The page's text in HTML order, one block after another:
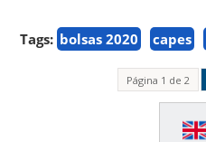
Tags: bolsas 2020 capes
Página 1 de 2